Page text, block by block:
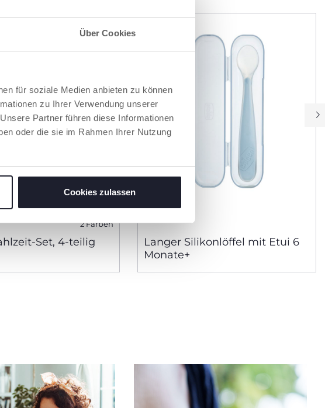
Über Cookies
für soziale Medien anbieten zu können
zu Ihrer Verwendung unserer
Partner führen diese Informationen
oder die sie im Rahmen Ihrer Nutzung
Cookies zulassen
2 Farben
Set, 4-teilig
Langer Silikonlöffel mit Etui 6
Monate+